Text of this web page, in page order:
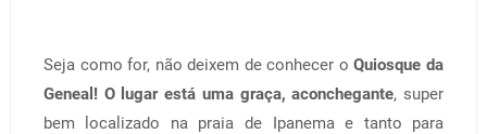
Seja como for, não deixem de conhecer oQuiosque da
Geneal! O lugar está uma graça, aconchegante, super
bem localizado na praia de Ipanema e tanto para